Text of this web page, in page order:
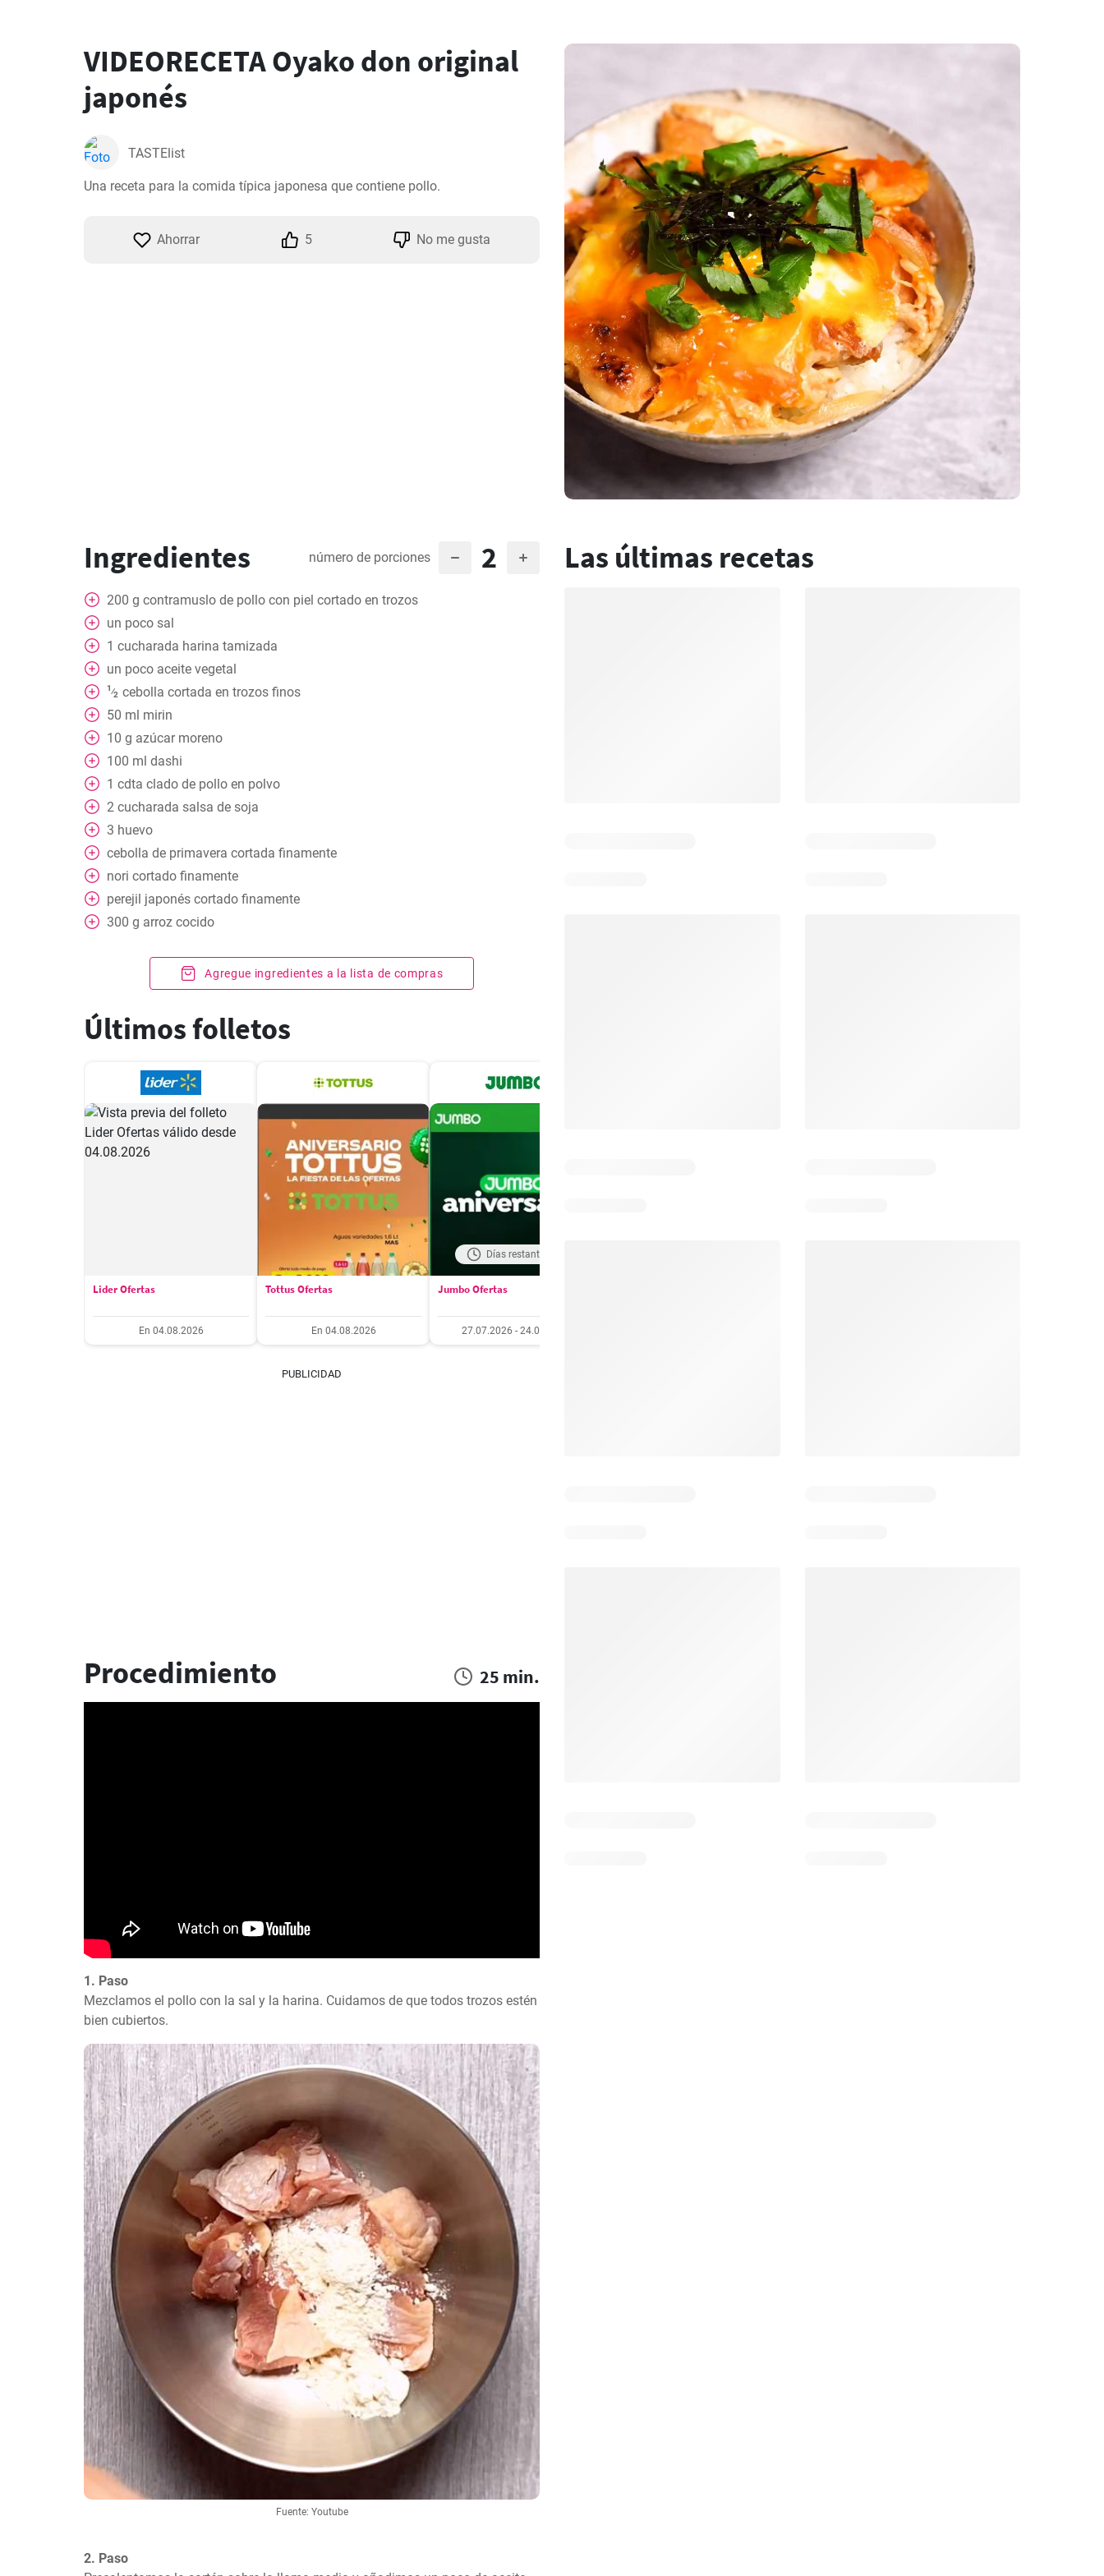
VIDEORECETA Oyako don original
japonés
TASTElist
Una receta para la comida típica japonesa que contiene pollo.
Ahorrar 5 No me gusta
Ingredientes número de porciones 2
200 g contramuslo de pollo con piel cortado en trozos
un poco sal
1 cucharada harina tamizada
un poco aceite vegetal
1⁄2 cebolla cortada en trozos finos
50 ml mirin
10 g azúcar moreno
100 ml dashi
1 cdta clado de pollo en polvo
2 cucharada salsa de soja
3 huevo
cebolla de primavera cortada finamente
nori cortado finamente
perejil japonés cortado finamente
300 g arroz cocido
Agregue ingredientes a la lista de compras
Últimos folletos
Lider Ofertas
En 04.08.2026
Tottus Ofertas
En 04.08.2026
Días restantes: 19
Jumbo Ofertas
27.07.2026 - 24.08.2026
PUBLICIDAD
Procedimiento 25 min.
1. Paso
Mezclamos el pollo con la sal y la harina. Cuidamos de que todos trozos estén
bien cubiertos.
Fuente: Youtube
2. Paso
Las últimas recetas